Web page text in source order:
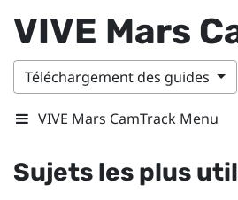
VIVE Mars
Téléchargement des guides
VIVE Mars CamTrack Menu
Sujets les plus